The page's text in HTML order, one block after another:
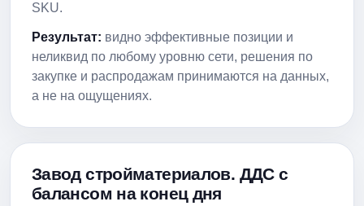
SKU.
Результат: видно эффективные позиции и
неликвид по любому уровню сети, решения по
закупке и распродажам принимаются на данных,
а не на ощущениях.
Завод стройматериалов. ДДС с
балансом на конец дня